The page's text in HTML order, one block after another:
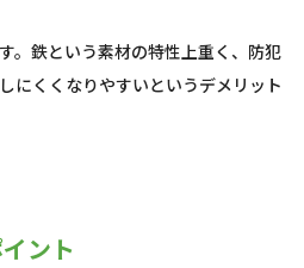
。鉄という素材の特性上重く、防犯
にくくなりやすいというデメリット
ント